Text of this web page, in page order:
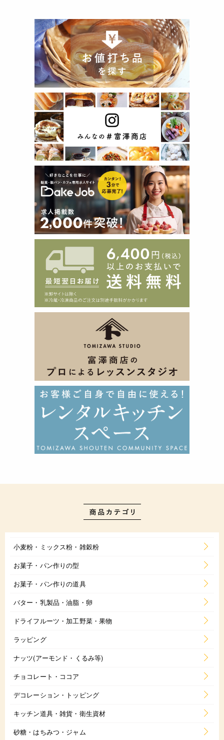
小麦粉・ミックス粉・雑穀粉
お菓子・パン作りの型
お菓子・パン作りの道具
バター・乳製品・油脂・卵
ドライフルーツ・加工野菜・果物
ラッピング
ナッツ(アーモンド・くるみ等)
チョコレート・ココア
デコレーション・トッピング
キッチン道具・雑貨・衛生資材
砂糖・はちみつ・ジャム